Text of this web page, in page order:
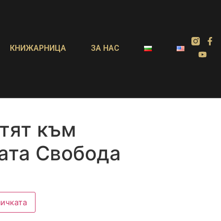
КНИЖАРНИЦА ЗА НАС
към
Свобода